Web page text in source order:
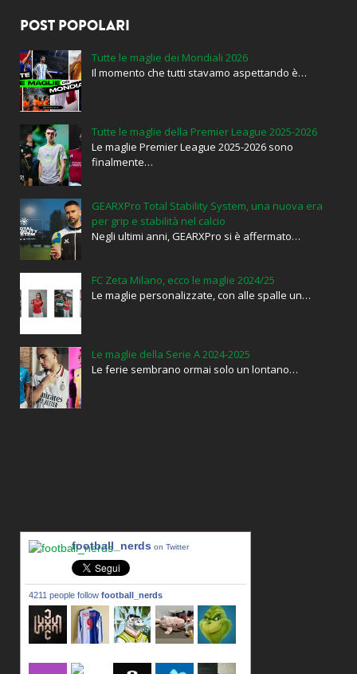
POST POPOLARI
Tutte le maglie dei Mondiali 2026
Il momento che tutti stavamo aspettando è…
Tutte le maglie della Premier League 2025-2026
Le maglie Premier League 2025-2026 sono
finalmente…
GEARXPro Total Stability System, una nuova era
per grip e stabilità nel calcio
Negli ultimi anni, GEARXPro si è affermato…
FC Zeta Milano, ecco le maglie 2024/25
Le maglie personalizzate, con alle spalle un…
Le maglie della Serie A 2024-2025
Le ferie sembrano ormai solo un lontano…
football_nerds on Twitter
4211 people follow football_nerds